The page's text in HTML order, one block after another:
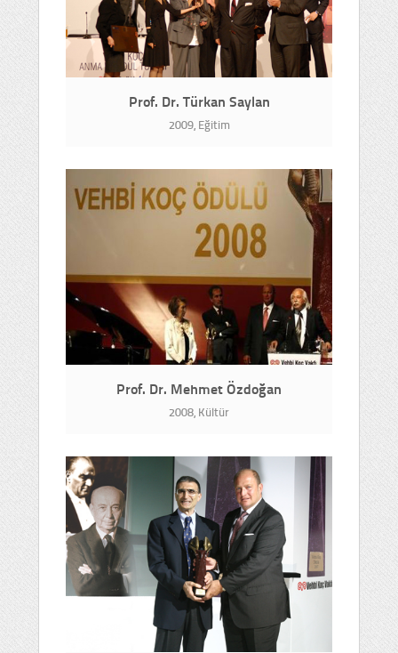
Prof. Dr. Türkan Saylan
2009, Eğitim
Prof. Dr. Mehmet Özdoğan
2008, Kültür